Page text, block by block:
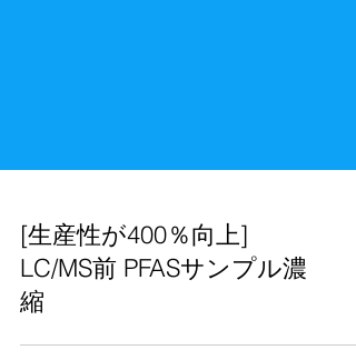
[生産性が400％向上]
LC/MS前 PFASサンプル濃